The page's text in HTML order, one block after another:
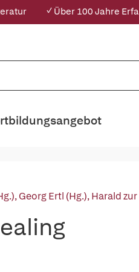
✓ Über 100 Jahre
,Georg Ertl (Hg.),Harald